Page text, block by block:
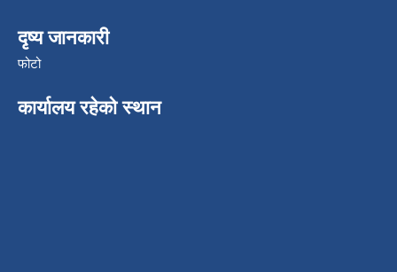
दृष्य जानकारी
फोटो
कार्यालय रहेको स्थान